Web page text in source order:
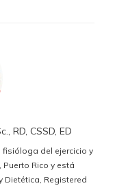
RD, CSSD, ED
fisióloga del ejercicio y
Rico y está
Dietética, Registered